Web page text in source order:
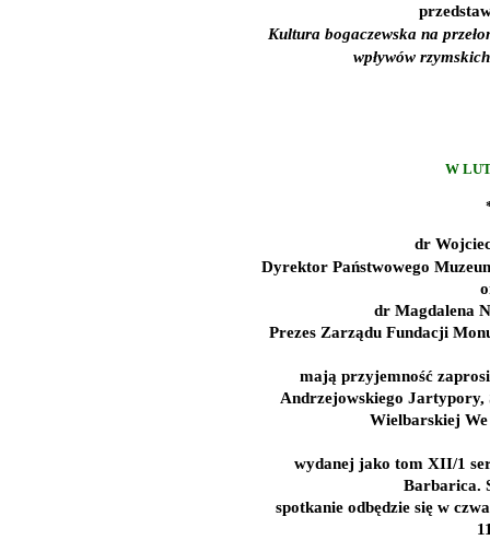
Kultura bogaczewska na
wpływów
W
dr
Dyrektor Państwowego
dr Magdalena
Prezes Zarządu Fundacji
mają przyjemność
Andrzejowskiego
Wielbarskiej We
wydanej jako tom XII/1
Barbarica.
spotkanie odbędzie się w